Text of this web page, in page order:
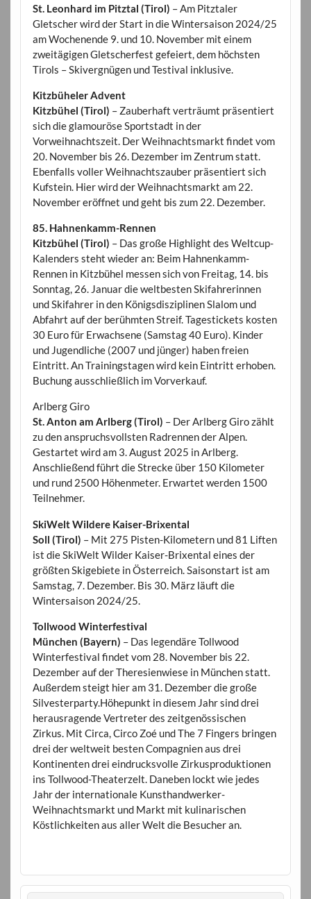
St. Leonhard im Pitztal (Tirol) – Am Pitztaler
Gletscher wird der Start in die Wintersaison 2024/25
am Wochenende 9. und 10. November mit einem
zweitägigen Gletscherfest gefeiert, dem höchsten
Tirols – Skivergnügen und Testival inklusive.
Kitzbüheler Advent
Kitzbühel (Tirol) – Zauberhaft verträumt präsentiert
sich die glamouröse Sportstadt in der
Vorweihnachtszeit. Der Weihnachtsmarkt findet vom
20. November bis 26. Dezember im Zentrum statt.
Ebenfalls voller Weihnachtszauber präsentiert sich
Kufstein. Hier wird der Weihnachtsmarkt am 22.
November eröffnet und geht bis zum 22. Dezember.
85. Hahnenkamm-Rennen
Kitzbühel (Tirol) – Das große Highlight des Weltcup-
Kalenders steht wieder an: Beim Hahnenkamm-
Rennen in Kitzbühel messen sich von Freitag, 14. bis
Sonntag, 26. Januar die weltbesten Skifahrerinnen
und Skifahrer in den Königsdisziplinen Slalom und
Abfahrt auf der berühmten Streif. Tagestickets kosten
30 Euro für Erwachsene (Samstag 40 Euro). Kinder
und Jugendliche (2007 und jünger) haben freien
Eintritt. An Trainingstagen wird kein Eintritt erhoben.
Buchung ausschließlich im Vorverkauf.
Arlberg Giro
St. Anton am Arlberg (Tirol) – Der Arlberg Giro zählt
zu den anspruchsvollsten Radrennen der Alpen.
Gestartet wird am 3. August 2025 in Arlberg.
Anschließend führt die Strecke über 150 Kilometer
und rund 2500 Höhenmeter. Erwartet werden 1500
Teilnehmer.
SkiWelt Wildere Kaiser-Brixental
Soll (Tirol) – Mit 275 Pisten-Kilometern und 81 Liften
ist die SkiWelt Wilder Kaiser-Brixental eines der
größten Skigebiete in Österreich. Saisonstart ist am
Samstag, 7. Dezember. Bis 30. März läuft die
Wintersaison 2024/25.
Tollwood Winterfestival
München (Bayern) – Das legendäre Tollwood
Winterfestival findet vom 28. November bis 22.
Dezember auf der Theresienwiese in München statt.
Außerdem steigt hier am 31. Dezember die große
Silvesterparty.Höhepunkt in diesem Jahr sind drei
herausragende Vertreter des zeitgenössischen
Zirkus. Mit Circa, Circo Zoé und The 7 Fingers bringen
drei der weltweit besten Compagnien aus drei
Kontinenten drei eindrucksvolle Zirkusproduktionen
ins Tollwood-Theaterzelt. Daneben lockt wie jedes
Jahr der internationale Kunsthandwerker-
Weihnachtsmarkt und Markt mit kulinarischen
Köstlichkeiten aus aller Welt die Besucher an.